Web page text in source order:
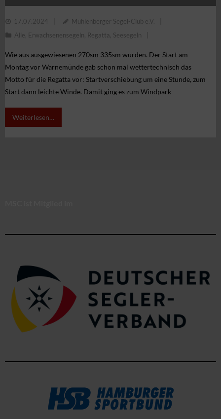
41!17.07.2024
Mühlenberger Segel-Club e.V.
Alle, Erwachsenensegeln, Regatta, Seesegeln
Wie aus ausgewiesenen 270sm 335sm wurden. Der Start am
Montag vor Warnemünde gab schon mal wettertechnisch das
Motto für die Regatta vor: Startverschiebung um eine Stunde, zum
Start dann leichte Winde. Damit ging es zum Windpark
Weiterlesen…